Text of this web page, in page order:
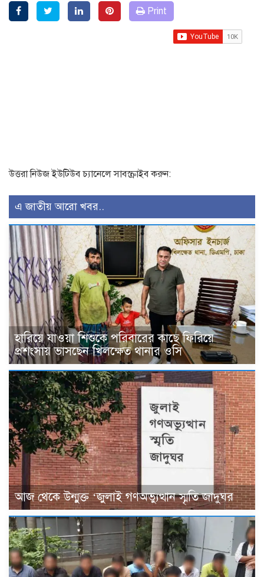
Print
উত্তরা নিউজ ইউটিউব চ্যানেলে সাবস্ক্রাইব করুন:
এ জাতীয় আরো খবর..
হারিয়ে যাওয়া শিশুকে পরিবারের কাছে ফিরিয়ে
প্রশংসায় ভাসছেন খিলক্ষেত থানার ওসি
আজ থেকে উন্মুক্ত ‘জুলাই গণঅভ্যুত্থান স্মৃতি জাদুঘর